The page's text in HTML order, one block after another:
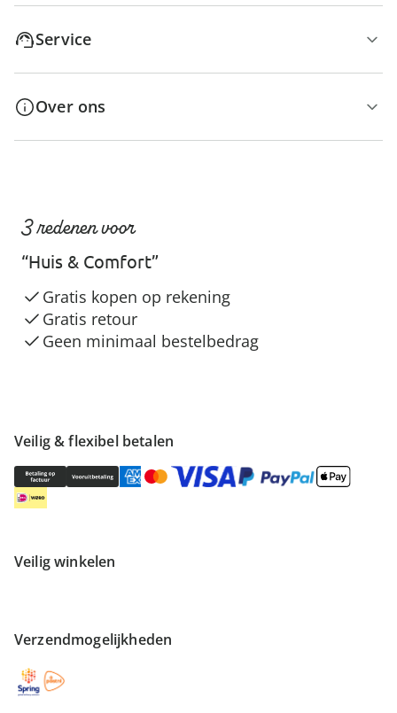
Service
Over ons
Veilig & flexibel betalen
Veilig winkelen
Verzendmogelijkheden
3 redenen voor
“Huis & Comfort”
Gratis kopen op rekening
Gratis retour
Geen minimaal bestelbedrag